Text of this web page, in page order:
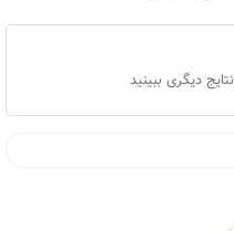
دیگری ببینید